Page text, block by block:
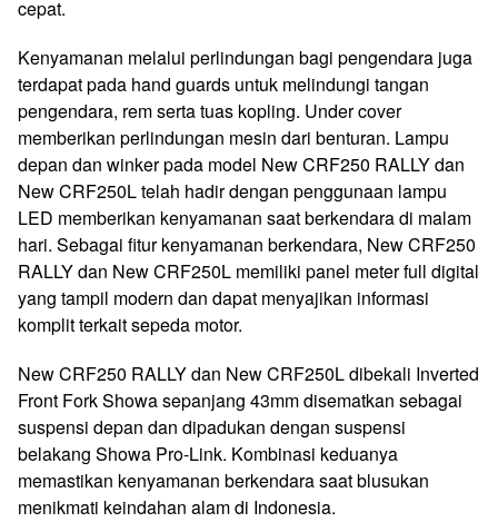
cepat.
Kenyamanan melalui perlindungan bagi pengendara juga
terdapat pada hand guards untuk melindungi tangan
pengendara, rem serta tuas kopling. Under cover
memberikan perlindungan mesin dari benturan. Lampu
depan dan winker pada model New CRF250 RALLY dan
New CRF250L telah hadir dengan penggunaan lampu
LED memberikan kenyamanan saat berkendara di malam
hari. Sebagai fitur kenyamanan berkendara, New CRF250
RALLY dan New CRF250L memiliki panel meter full digital
yang tampil modern dan dapat menyajikan informasi
komplit terkait sepeda motor.
New CRF250 RALLY dan New CRF250L dibekali Inverted
Front Fork Showa sepanjang 43mm disematkan sebagai
suspensi depan dan dipadukan dengan suspensi
belakang Showa Pro-Link. Kombinasi keduanya
memastikan kenyamanan berkendara saat blusukan
menikmati keindahan alam di Indonesia.